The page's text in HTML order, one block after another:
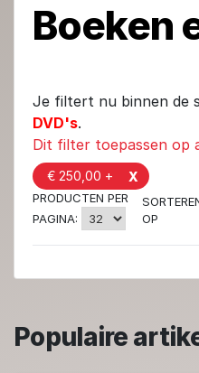
Boeken
Je filtert nu binnen de
DVD's.
Dit filter toepassen op
X
€ 250,00 +
PRODUCTEN PER
PAGINA:
OP
Populaire